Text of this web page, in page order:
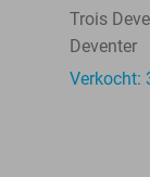
Trois
Deventer
Verkocht: